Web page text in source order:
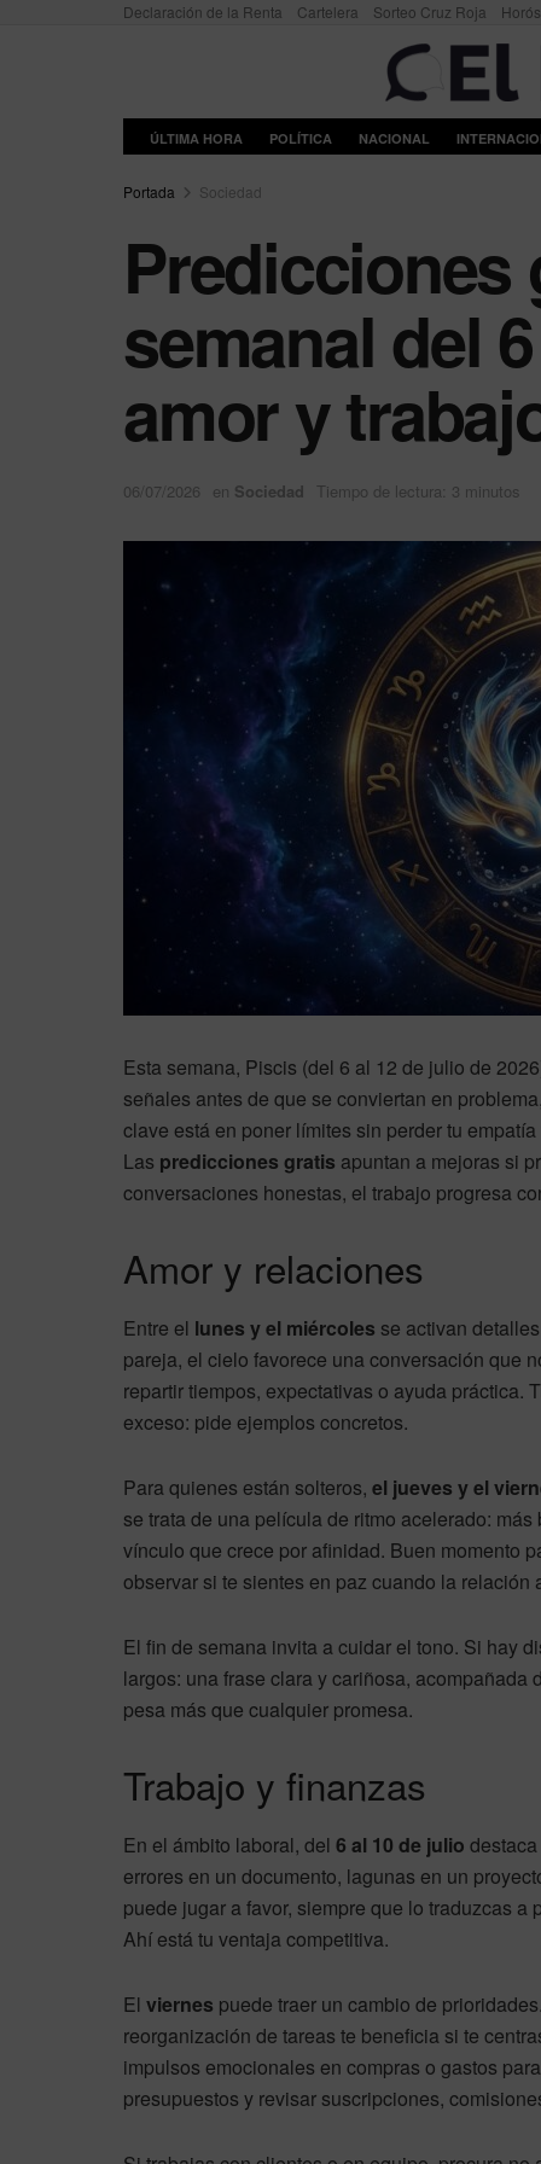
Declaración de la Renta Cartelera Sorteo Cruz Roja
ÚLTIMA HORA POLÍTICA NACIONAL
Portada Sociedad
semanal del
amor y
06/07/2026 en Sociedad Tiempo de lectura: 3 minutos
Esta semana, Piscis (del 6 al 12 de julio de
señales antes de que se conviertan en
clave está en poner límites sin perder tu
Las predicciones gratis apuntan a mejoras si
conversaciones honestas, el trabajo progresa
Amor y relaciones
Entre el lunes y el miércoles se activan
pareja, el cielo favorece una conversación que
repartir tiempos, expectativas o ayuda práctica.
exceso: pide ejemplos concretos.
Para quienes están solteros, el jueves y el
se trata de una película de ritmo acelerado:
vínculo que crece por afinidad. Buen momento
observar si te sientes en paz cuando la relación
El fin de semana invita a cuidar el tono. Si hay
largos: una frase clara y cariñosa,
pesa más que cualquier promesa.
Trabajo y finanzas
En el ámbito laboral, del 6 al 10 de julio
errores en un documento, lagunas en un
puede jugar a favor, siempre que lo traduzcas
Ahí está tu ventaja competitiva.
El viernes puede traer un cambio de
reorganización de tareas te beneficia si te
impulsos emocionales en compras o gastos
presupuestos y revisar suscripciones,